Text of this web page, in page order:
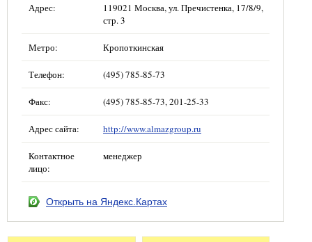
Адрес:
119021 Москва, ул. Пречистенка, 17/8/9,
стр. 3
Метро: Кропоткинская
Телефон: (495) 785-85-73
Факс: (495) 785-85-73, 201-25-33
Адрес сайта: http://www.almazgroup.ru
Контактное
лицо:
менеджер
Открыть на Яндекс.Картах